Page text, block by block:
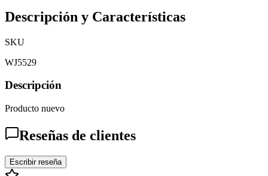
Descripción y Características
SKU
WJ5529
Descripción
Producto nuevo
Reseñas de clientes
Escribir reseña